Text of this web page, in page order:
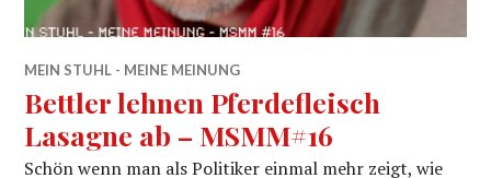
MEIN STUHL - MEINE MEINUNG
Bettler lehnen Pferdefleisch
Lasagne ab – MSMM#16
Schön wenn man als Politiker einmal mehr zeigt, wie